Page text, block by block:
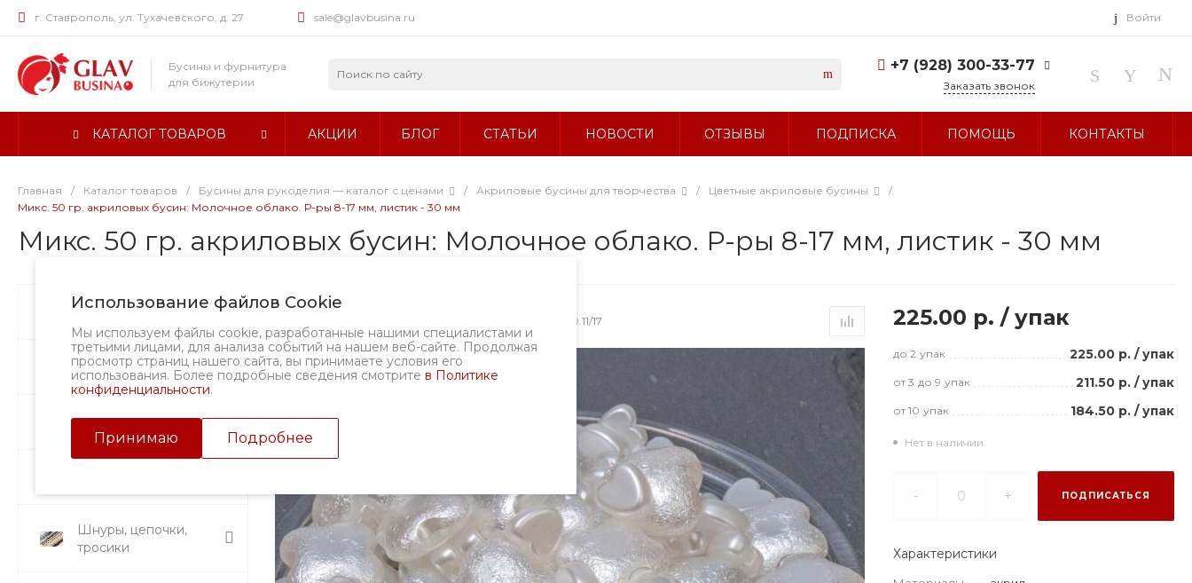
г. Ставрополь, ул. Тухачевского, д. 27 sale@glavbusina.ru Войти
Бусины и фурнитура
для бижутерии
+7 (928) 300-33-77
г. Ставрополь, ул.
sale@glavbusina.ru
Заказать звонок
КАТАЛОГ ТОВАРОВ АКЦИИ БЛОГ СТАТЬИ НОВОСТИ ОТЗЫВЫ ПОДПИСКА ПОМОЩЬ КОНТАКТЫ
Главная / Каталог товаров / Бусины для рукоделия — каталог с ценами / Акриловые бусины для творчества / Цветные акриловые бусины
/
Микс. 50 гр. акриловых бусин: Молочное облако. Р-ры 8-17 мм, листик - 30 мм
Микс. 50 гр. акриловых бусин: Молочное облако. Р-ры 8-17 мм, листик - 30 мм
Использование файлов Cookie
Мы используем файлы cookie, разработанные нашими специалистами и
третьими лицами, для анализа событий на нашем веб-сайте. Продолжая
просмотр страниц нашего сайта, вы принимаете условия его
использования. Более подробные сведения смотрите в Политике
конфиденциальности.
Принимаю Подробнее
Бусины
Фурнитура
Подвески и кулоны
Шнуры, цепочки,
тросики
1899.11/17 225.00 р./ упак
до 2 упак 225.00 р. / упак
от 3 до 9 упак 211.50 р. / упак
от 10 упак 184.50 р. / упак
Нет в наличии
- + ПОДПИСАТЬСЯ
Характеристики